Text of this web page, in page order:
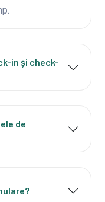
in și check-
de